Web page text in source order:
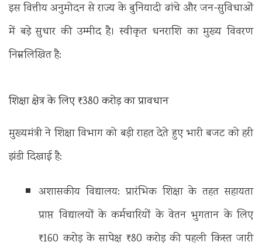
इस वित्तीय अनुमोदन से राज्य के बुनियादी ढांचे और जन-सुविधाओं
में बड़े सुधार की उम्मीद है। स्वीकृत धनराशि का मुख्य विवरण
निम्नलिखित है:
शिक्षा क्षेत्र के लिए ₹380 करोड़ का प्रावधान
मुख्यमंत्री ने शिक्षा विभाग को बड़ी राहत देते हुए भारी बजट को हरी
झंडी दिखाई है:
अशासकीय विद्यालय: प्रारंभिक शिक्षा के तहत सहायता
प्राप्त विद्यालयों के कर्मचारियों के वेतन भुगतान के लिए
₹160 करोड़ के सापेक्ष ₹80 करोड़ की पहली किस्त जारी